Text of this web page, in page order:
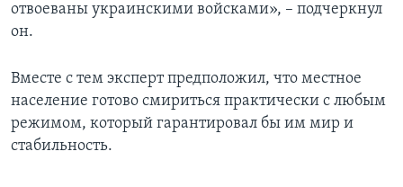
отвоеваны украинскими войсками», – подчеркнул
он.
Вместе с тем эксперт предположил, что местное
население готово смириться практически с любым
режимом, который гарантировал бы им мир и
стабильность.